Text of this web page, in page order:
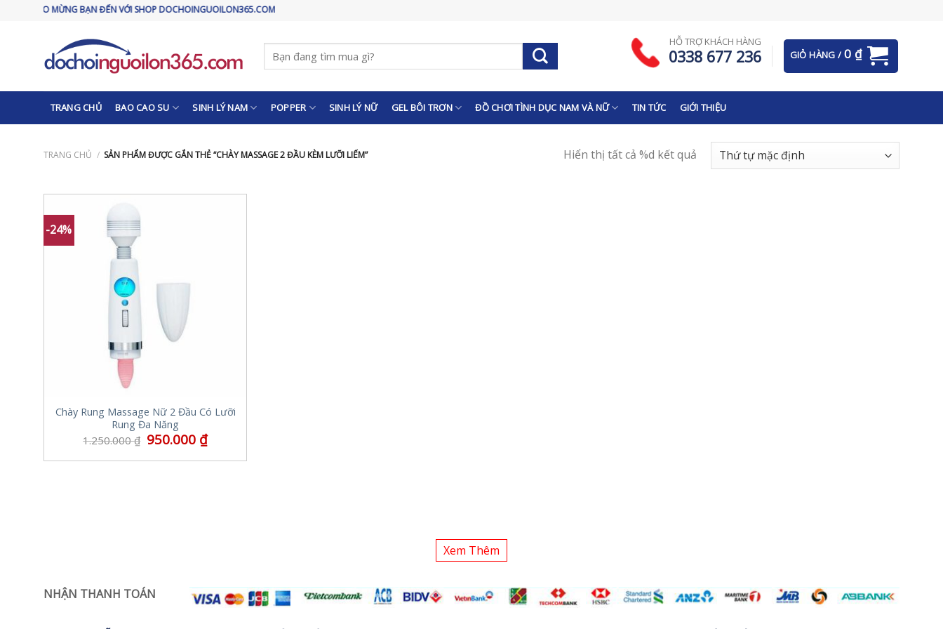
CHÀO MỪNG BẠN ĐẾN VỚI SHOP DOCHOINGUOILON365.COM
Tìm
kiếm:
HỖ TRỢ KHÁCH HÀNG
0338 677 236 GIỎ HÀNG / 0 ₫
TRANG CHỦ BAO CAO SU SINH LÝ NAM POPPER SINH LÝ NỮ GEL BÔI TRƠN ĐỒ CHƠI TÌNH DỤC NAM VÀ NỮ TIN TỨC GIỚI THIỆU
TRANG CHỦ / SẢN PHẨM ĐƯỢC GẮN THẺ “CHÀY MASSAGE 2 ĐẦU KÈM LƯỠI LIẾM” Hiển thị tất cả %d kết quả
-24%
Chày Rung Massage Nữ 2 Đầu Có Lưỡi
Rung Đa Năng
1.250.000₫ 950.000 ₫
Xem Thêm
NHẬN THANH TOÁN